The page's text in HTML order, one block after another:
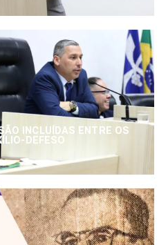
INCLUÍDAS ENTRE OS
DEFESO